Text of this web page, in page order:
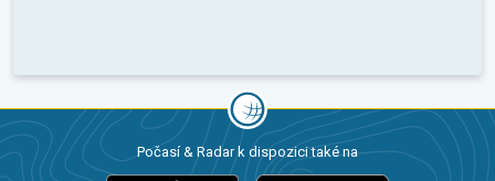
Počasí & Radar k dispozici také na